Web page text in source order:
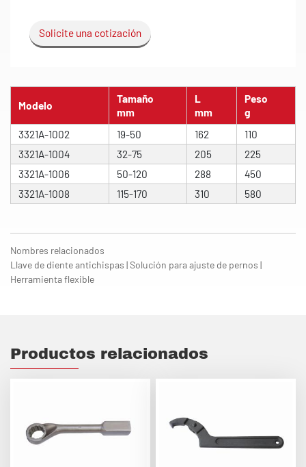
Solicite una cotización
Modelo
Tamaño
mm
L
mm
Peso
g
3321A-1002
19-50 162
110
3321A-1004
32-75 205
225
3321A-1006
50-120 288
450
3321A-1008
115-170 310 580
Nombres relacionados
Llave de diente antichispas | Solución para ajuste de pernos |
Herramienta flexible
Productos relacionados